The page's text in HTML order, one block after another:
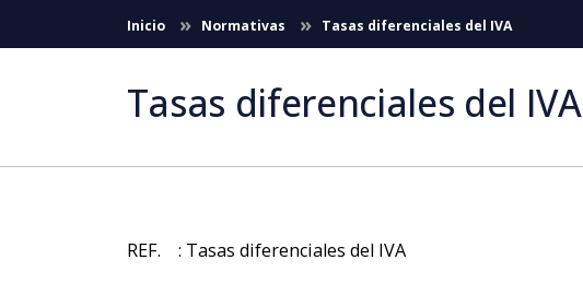
Skip to Main Content
Inicio Normativas Tasas diferenciales del IVA
Tasas diferenciales del IVA
REF. : Tasas diferenciales del IVA